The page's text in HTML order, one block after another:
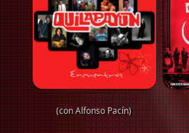
(con Alfonso Pacín)